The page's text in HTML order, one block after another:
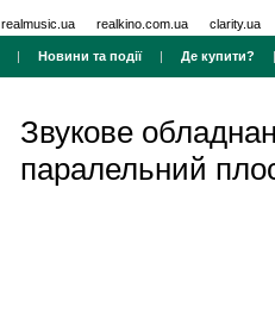
realmusic.ua realkino.com.ua clarity.ua
| Новини та події| Де купити?
Звукове
паралельний